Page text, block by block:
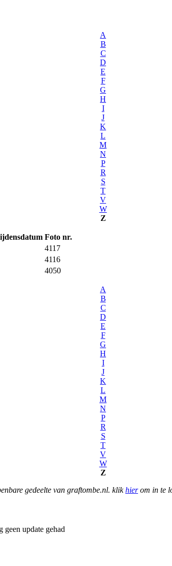
A
B
C
D
E
F
G
H
I
J
K
L
M
N
P
R
S
T
V
W
Z
Foto nr.
4117
4116
4050
A
B
C
D
E
F
G
H
I
J
K
L
M
N
P
R
S
T
V
W
Z
gedeelte van graftombe.nl. klikhierom in te
geen update gehad